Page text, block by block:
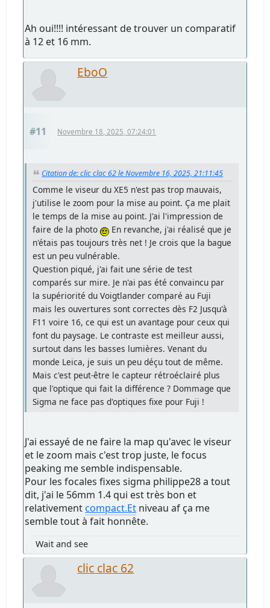
Ah oui!!!! intéressant de trouver un comparatif
à 12 et 16 mm.
EboO
#11 Novembre 18, 2025, 07:24:01
Citation de: clic clac 62 le Novembre 16, 2025, 21:11:45
Comme le viseur du XE5 n'est pas trop mauvais,
j'utilise le zoom pour la mise au point. Ça me plait
le temps de la mise au point. J'ai l'impression de
faire de la photo
En revanche, j'ai réalisé que je
n'étais pas toujours très net ! Je crois que la bague
est un peu vulnérable.
Question piqué, j'ai fait une série de test
comparés sur mire. Je n'ai pas été convaincu par
la supériorité du Voigtlander comparé au Fuji
mais les ouvertures sont correctes dès F2 Jusqu'à
F11 voire 16, ce qui est un avantage pour ceux qui
font du paysage. Le contraste est meilleur aussi,
surtout dans les basses lumières. Venant du
monde Leica, je suis un peu déçu tout de même.
Mais c'est peut-être le capteur rétroéclairé plus
que l'optique qui fait la différence ? Dommage que
Sigma ne face pas d'optiques fixe pour Fuji !
J'ai essayé de ne faire la map qu'avec le viseur
et le zoom mais c'est trop juste, le focus
peaking me semble indispensable.
Pour les focales fixes sigma philippe28 a tout
dit, j'ai le 56mm 1.4 qui est très bon et
relativementcompact.Et niveau af ça me
semble tout à fait honnête.
Wait and see
clic clac 62